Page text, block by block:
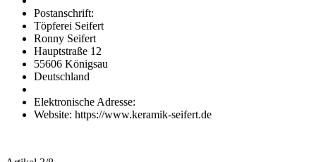
Postanschrift:
Töpferei Seifert
Ronny Seifert
Hauptstraße 12
55606 Königsau
Deutschland
Elektronische Adresse:
Website: https://www.keramik-seifert.de